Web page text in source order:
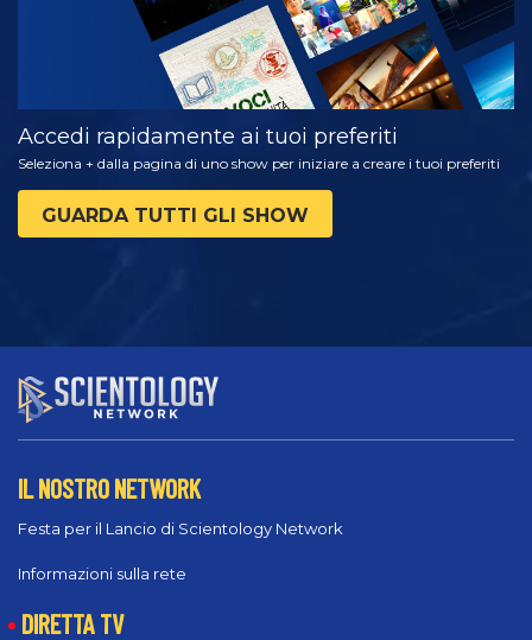
Accedi rapidamente ai tuoi preferiti
Seleziona + dalla pagina di uno show per iniziare a creare i tuoi preferiti
GUARDA TUTTI GLI SHOW
IL NOSTRO NETWORK
Festa per il Lancio di Scientology Network
Informazioni sulla rete
DIRETTA TV